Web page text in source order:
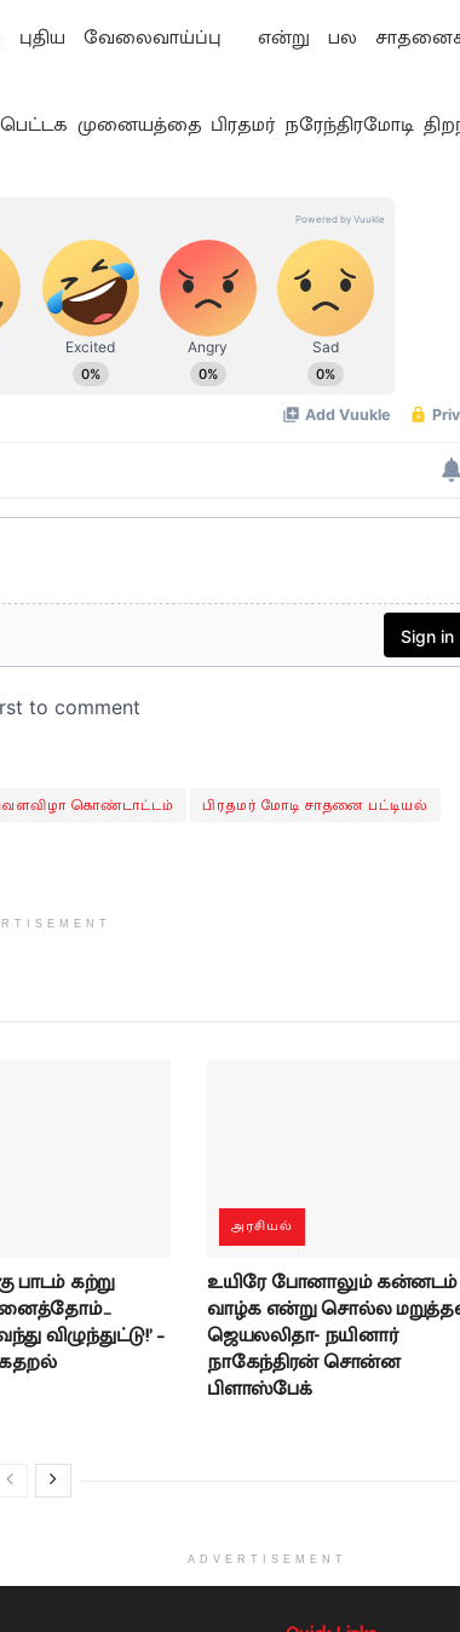
புதிய வேலைவாய்ப்பு என்று பல
முனையத்தை பிரதமர் நரேந்திரமோடி
கொண்டாட்டம்
பிரதமர் மோடி சாதனை பட்டியல்
பாடம் கற்று
விழுந்துட்டு!’ –
கதறல்
அரசியல்
உயிரே போனாலும் கன்னடம்
வாழ்க என்று சொல்ல
ஜெயலலிதா- நயினார்
நாகேந்திரன் சொன்ன
பிளாஸ்பேக்
ADVERTISEMENT